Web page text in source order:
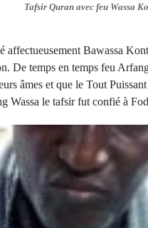
Tafsir Quran avec feu Wassa
Bawassa
De temps en temps feu
âmes et que le Tout
Wassa le tafsir fut confié à